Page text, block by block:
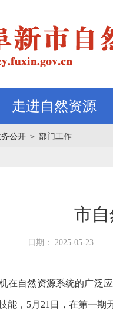
走进自然资源
公开 ＞ 部门工作
市
日期： 2025-05-23
自然资源系统的广泛应
能，5月21日，在第一期